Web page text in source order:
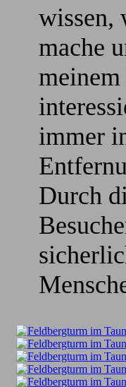
wissen,
mache
immer
Durch